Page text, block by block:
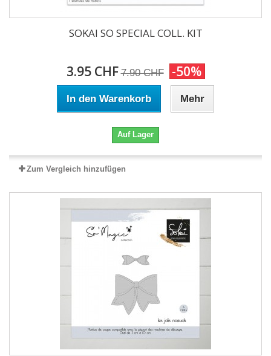
SOKAI SO SPECIAL COLL. KIT
3.95 CHF 7.90 CHF -50%
In den Warenkorb Mehr
Auf Lager
Zum Vergleich hinzufügen